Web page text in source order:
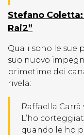
Stefano
Rai2”
Quali sono le sue
suo nuovo
primetime dei
rivela:
Raffaella
L’ho
quando le ho